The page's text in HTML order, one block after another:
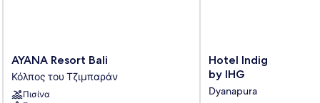
AYANA
Resort
Bali
Κόλπος
AYANA Resort Bali
Κόλπος του Τζιμπαράν
Πισίνα
Hotel
Indigo
Bali
Seminyak
Hotel Indigo Bali
by IHG
Dyanapura